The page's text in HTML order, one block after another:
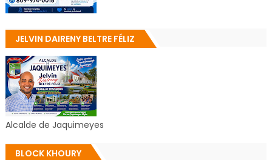
JELVIN DAIRENY BELTRE FÉLIZ
Alcalde de Jaquimeyes
BLOCK KHOURY